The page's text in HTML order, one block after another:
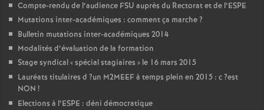
Compte-rendu de l’audience FSU auprès du Rectorat et de l’ESPE
Mutations inter-académiques : comment ça marche?
Bulletin mutations inter-académiques 2014
Modalités d’évaluation de la formation
Stage syndical «spécial stagiaires » le 16 mars 2015
Lauréats titulaires d ?un M2MEEFà temps plein en 2015 : c?est
NON !
Elections à l’ESPE : déni démocratique